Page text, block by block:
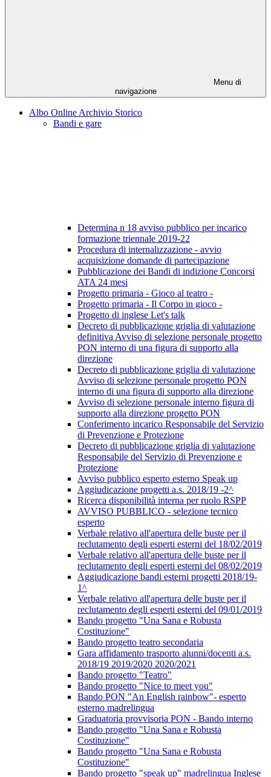
Menu di
navigazione
Albo Online Archivio Storico
Bandi e gare
Determina n 18 avviso pubblico per incarico
formazione triennale 2019-22
Procedura di internalizzazione - avvio
acquisizione domande di partecipazione
Pubblicazione dei Bandi di indizione Concorsi
ATA 24 mesi
Progetto primaria - Gioco al teatro -
Progetto primaria - Il Corpo in gioco -
Progetto di inglese Let's talk
Decreto di pubblicazione griglia di valutazione
definitiva Avviso di selezione personale progetto
PON interno di una figura di supporto alla
direzione
Decreto di pubblicazione griglia di valutazione
Avviso di selezione personale progetto PON
interno di una figura di supporto alla direzione
Avviso di selezione personale interno figura di
supporto alla direzione progetto PON
Conferimento incarico Responsabile del Servizio
di Prevenzione e Protezione
Decreto di pubblicazione griglia di valutazione
Responsabile del Servizio di Prevenzione e
Protezione
Avviso pubblico esperto esterno Speak up
Aggiudicazione progetti a.s. 2018/19 -2^
Ricerca disponibilità interna per ruolo RSPP
AVVISO PUBBLICO - selezione tecnico
esperto
Verbale relativo all'apertura delle buste per il
reclutamento degli esperti esterni del 18/02/2019
Verbale relativo all'apertura delle buste per il
reclutamento degli esperti esterni del 08/02/2019
Aggiudicazione bandi esterni progetti 2018/19-
1^
Verbale relativo all'apertura delle buste per il
reclutamento degli esperti esterni del 09/01/2019
Bando progetto "Una Sana e Robusta
Costituzione"
Bando progetto teatro secondaria
Gara affidamento trasporto alunni/docenti a.s.
2018/19 2019/2020 2020/2021
Bando progetto "Teatro"
Bando progetto "Nice to meet you"
Bando PON "An English rainbow"- esperto
esterno madrelingua
Graduatoria provvisoria PON - Bando interno
Bando progetto "Una Sana e Robusta
Costituzione"
Bando progetto "Una Sana e Robusta
Costituzione"
Bando progetto "speak up" madrelingua Inglese